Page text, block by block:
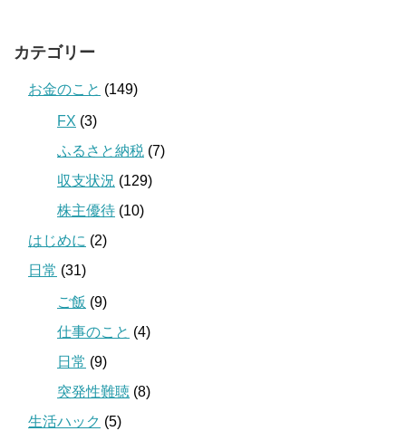
カテゴリー
お金のこと (149)
FX (3)
ふるさと納税 (7)
収支状況 (129)
株主優待 (10)
はじめに (2)
日常 (31)
ご飯 (9)
仕事のこと (4)
日常 (9)
突発性難聴 (8)
生活ハック (5)